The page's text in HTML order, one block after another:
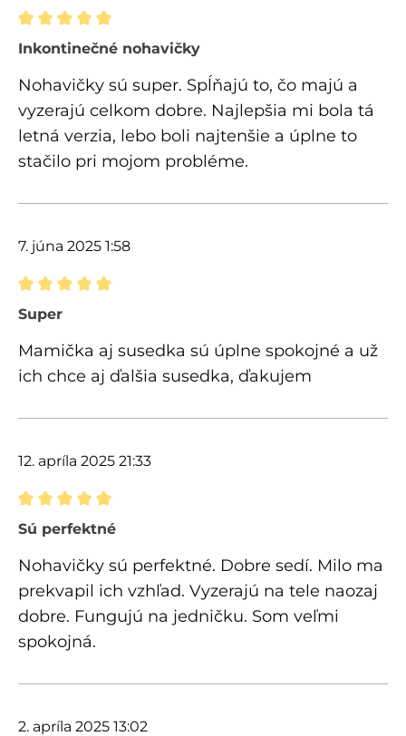
Recenzia s hodnotením 5 z 5 hviezdičiek
Inkontinečné nohavičky
Nohavičky sú super. Spĺňajú to, čo majú a
vyzerajú celkom dobre. Najlepšia mi bola tá
letná verzia, lebo boli najtenšie a úplne to
stačilo pri mojom probléme.
7. júna 2025 1:58
Recenzia s hodnotením 5 z 5 hviezdičiek
Super
Mamička aj susedka sú úplne spokojné a už
ich chce aj ďalšia susedka, ďakujem
12. apríla 2025 21:33
Recenzia s hodnotením 5 z 5 hviezdičiek
Sú perfektné
Nohavičky sú perfektné. Dobre sedí. Milo ma
prekvapil ich vzhľad. Vyzerajú na tele naozaj
dobre. Fungujú na jedničku. Som veľmi
spokojná.
2. apríla 2025 13:02